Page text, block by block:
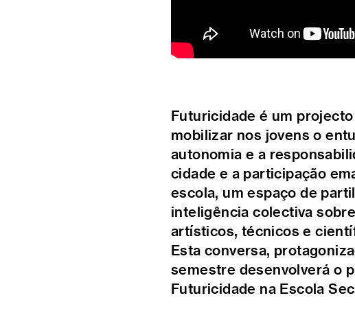
Futuricidade é um
mobilizar nos jovens o
autonomia e a
cidade e a participação
escola, um espaço de
inteligência colectiva
artísticos, técnicos e
Esta conversa,
semestre desenvolverá o
Futuricidade na Escola